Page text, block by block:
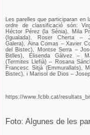
Les parelles que participaran en
ordre de classificació són:
Héctor Pérez (la Sénia), Mila
(Igualada), Roser Cherta –
Galera), Aina Comas – Xavier
del Bistec), Montse Serra –
Bitlles), Elisenda Gálvez –
(Termites Llefià) – Rosana
Francesc Sitjà (Emmurallats),
Bistec), i Marisol de Dios –
https://www.fcbb.cat/
Foto: Algunes de les